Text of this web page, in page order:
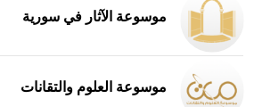
موسوعة الآثار في سورية
موسوعة العلوم والتقانات